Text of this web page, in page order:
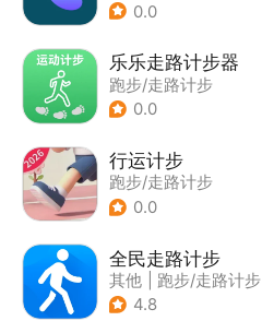
0.0
乐乐走路计步器
跑步/走路计步
0.0
行运计步
跑步/走路计步
0.0
全民走路计步
其他
跑步/走路计步
4.8